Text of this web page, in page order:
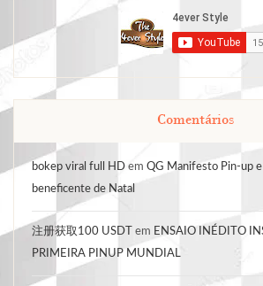
Comentários
bokep viral full HD em QG Manifesto Pin-up
beneficente de Natal
注册获取100 USDT em ENSAIO INÉDITO
PRIMEIRA PINUP MUNDIAL